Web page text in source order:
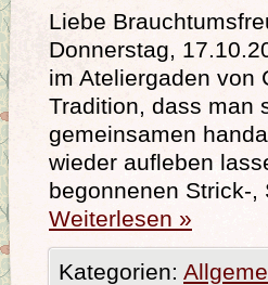
Liebe
Donnerstag,
im Ateliergaden von
Tradition, dass man
gemeinsamen
wieder aufleben
begonnenen Strick-
Weiterlesen »
Kategorien: